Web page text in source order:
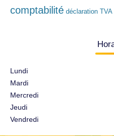
comptabilité déclaration TVA
Lundi
Mardi
Mercredi
Jeudi
Vendredi